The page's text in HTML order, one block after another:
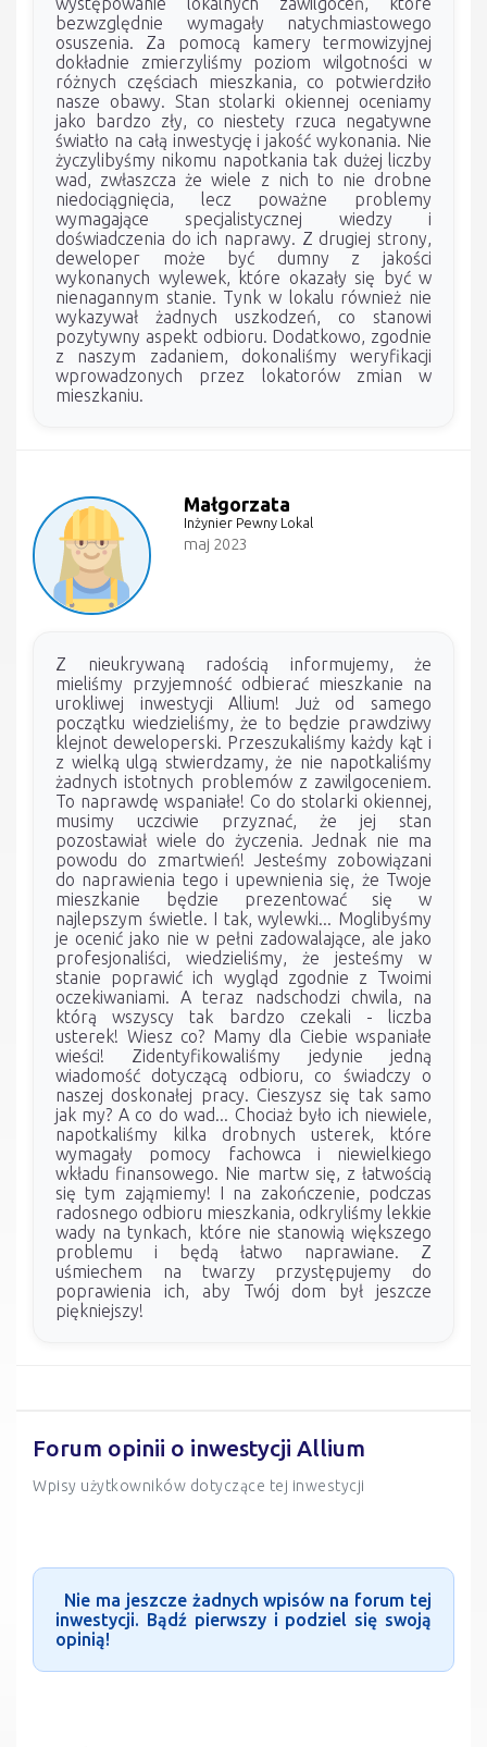
bezwzględnie wymagały natychmiastowego
osuszenia. Za pomocą kamery termowizyjnej
dokładnie zmierzyliśmy poziom wilgotności w
różnych częściach mieszkania, co potwierdziło
nasze obawy. Stan stolarki okiennej oceniamy
jako bardzo zły, co niestety rzuca negatywne
światło na całą inwestycję i jakość wykonania. Nie
życzylibyśmy nikomu napotkania tak dużej liczby
wad, zwłaszcza że wiele z nich to nie drobne
niedociągnięcia, lecz poważne problemy
wymagające specjalistycznej wiedzy i
doświadczenia do ich naprawy. Z drugiej strony,
deweloper może być dumny z jakości
wykonanych wylewek, które okazały się być w
nienagannym stanie. Tynk w lokalu również nie
wykazywał żadnych uszkodzeń, co stanowi
pozytywny aspekt odbioru. Dodatkowo, zgodnie
z naszym zadaniem, dokonaliśmy weryfikacji
wprowadzonych przez lokatorów zmian w
mieszkaniu.
Małgorzata
Inżynier Pewny Lokal
maj 2023
Z nieukrywaną radością informujemy, że
mieliśmy przyjemność odbierać mieszkanie na
urokliwej inwestycji Allium! Już od samego
początku wiedzieliśmy, że to będzie prawdziwy
klejnot deweloperski. Przeszukaliśmy każdy kąt i
z wielką ulgą stwierdzamy, że nie napotkaliśmy
żadnych istotnych problemów z zawilgoceniem.
To naprawdę wspaniałe! Co do stolarki okiennej,
musimy uczciwie przyznać, że jej stan
pozostawiał wiele do życzenia. Jednak nie ma
powodu do zmartwień! Jesteśmy zobowiązani
do naprawienia tego i upewnienia się, że Twoje
mieszkanie będzie prezentować się w
najlepszym świetle. I tak, wylewki... Moglibyśmy
je ocenić jako nie w pełni zadowalające, ale jako
profesjonaliści, wiedzieliśmy, że jesteśmy w
stanie poprawić ich wygląd zgodnie z Twoimi
oczekiwaniami. A teraz nadschodzi chwila, na
którą wszyscy tak bardzo czekali - liczba
usterek! Wiesz co? Mamy dla Ciebie wspaniałe
wieści! Zidentyfikowaliśmy jedynie jedną
wiadomość dotyczącą odbioru, co świadczy o
naszej doskonałej pracy. Cieszysz się tak samo
jak my? A co do wad... Chociaż było ich niewiele,
napotkaliśmy kilka drobnych usterek, które
wymagały pomocy fachowca i niewielkiego
wkładu finansowego. Nie martw się, z łatwością
się tym zająmiemy! I na zakończenie, podczas
radosnego odbioru mieszkania, odkryliśmy lekkie
wady na tynkach, które nie stanowią większego
problemu i będą łatwo naprawiane. Z
uśmiechem na twarzy przystępujemy do
poprawienia ich, aby Twój dom był jeszcze
piękniejszy!
Forum opinii o inwestycji Allium
Wpisy użytkowników dotyczące tej inwestycji
Nie ma jeszcze żadnych wpisów na forum tej
inwestycji. Bądź pierwszy i podziel się swoją
opinią!